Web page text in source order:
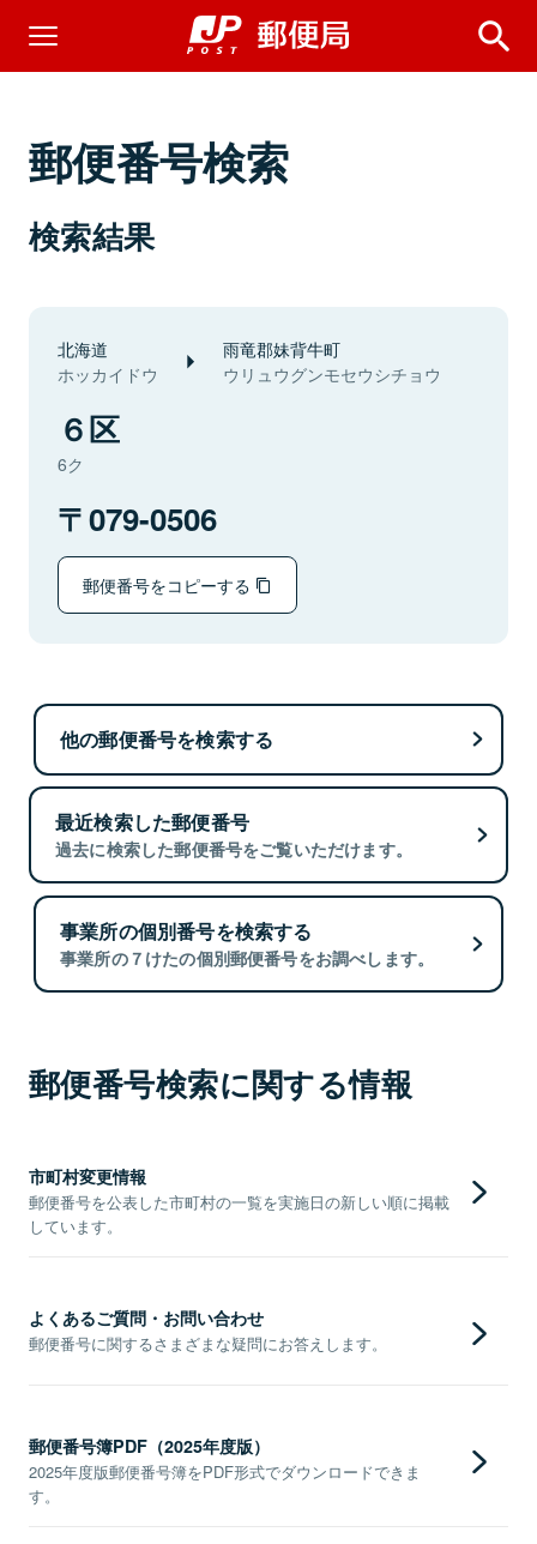
郵便番号検索
検索結果
北海道
ホッカイドウ
雨竜郡妹背牛町
ウリュウグンモセウシチョウ
６区
6ク
079-0506
郵便番号をコピーする
他の郵便番号を検索する
最近検索した郵便番号
過去に検索した郵便番号をご覧いただけます。
事業所の個別番号を検索する
事業所の７けたの個別郵便番号をお調べします。
郵便番号検索に関する情報
市町村変更情報
郵便番号を公表した市町村の一覧を実施日の新しい順に掲載
しています。
よくあるご質問・お問い合わせ
郵便番号に関するさまざまな疑問にお答えします。
郵便番号簿PDF（2025年度版）
2025年度版郵便番号簿をPDF形式でダウンロードできま
す。